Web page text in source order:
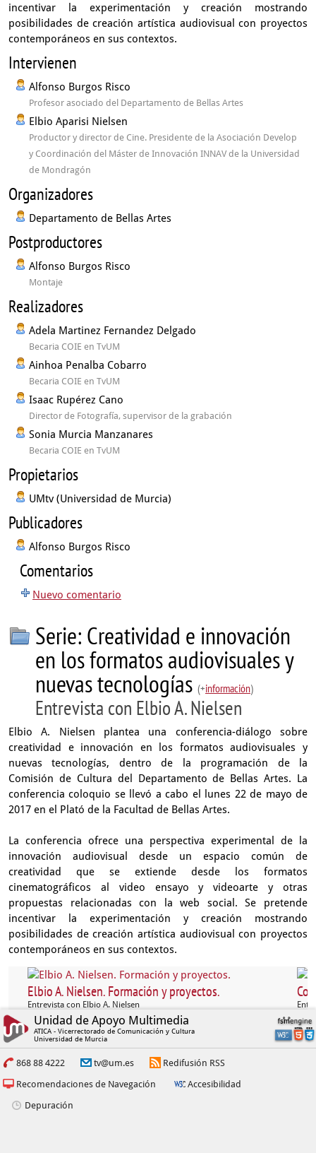
incentivar la experimentación y creación mostrando
posibilidades de creación artística audiovisual con proyectos
contemporáneos en sus contextos.
Intervienen
Alfonso Burgos Risco
Profesor asociado del Departamento de Bellas Artes
Elbio Aparisi Nielsen
Productor y director de Cine. Presidente de la Asociación Develop
y Coordinación del Máster de Innovación INNAV de la Universidad
de Mondragón
Organizadores
Departamento de Bellas Artes
Postproductores
Alfonso Burgos Risco
Montaje
Realizadores
Adela Martinez Fernandez Delgado
Becaria COIE en TvUM
Ainhoa Penalba Cobarro
Becaria COIE en TvUM
Isaac Rupérez Cano
Director de Fotografía, supervisor de la grabación
Sonia Murcia Manzanares
Becaria COIE en TvUM
Propietarios
UMtv (Universidad de Murcia)
Publicadores
Alfonso Burgos Risco
Comentarios
Nuevo comentario
Serie: Creatividad e innovación
en los formatos audiovisuales y
nuevas tecnologías (+información)
Entrevista con Elbio A. Nielsen
Elbio A. Nielsen plantea una conferencia-diálogo sobre
creatividad e innovación en los formatos audiovisuales y
nuevas tecnologías, dentro de la programación de la
Comisión de Cultura del Departamento de Bellas Artes. La
conferencia coloquio se llevó a cabo el lunes 22 de mayo de
2017 en el Plató de la Facultad de Bellas Artes.
La conferencia ofrece una perspectiva experimental de la
innovación audiovisual desde un espacio común de
creatividad que se extiende desde los formatos
cinematográficos al video ensayo y videoarte y otras
propuestas relacionadas con la web social. Se pretende
incentivar la experimentación y creación mostrando
posibilidades de creación artística audiovisual con proyectos
contemporáneos en sus contextos.
Elbio A. Nielsen. Formación y proyectos.
Entrevista con Elbio A. Nielsen
Unidad de Apoyo Multimedia
ATICA - Vicerrectorado de Comunicación y Cultura
Universidad de Murcia
868 88 4222 tv@um.es
Redifusión RSS
Recomendaciones de Navegación
Accesibilidad
Depuración